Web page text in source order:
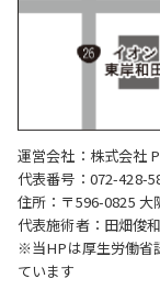
運営会社：株式会社
代表番号：072-428-
住所：〒596-0825 大
代表施術者：田畑俊和
※当HPは厚生労働省
ています